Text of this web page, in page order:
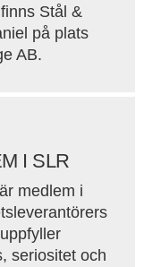
Stål &
på plats
AB.
I SLR
medlem i
seriositet och